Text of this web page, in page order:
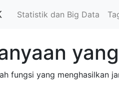
Statistik dan Big Data
fungsi yang menghasilkan